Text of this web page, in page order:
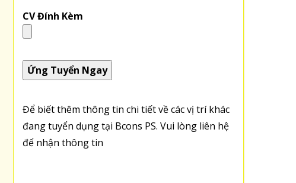
CV Đính Kèm
Để biết thêm thông tin chi tiết về các vị trí khác
đang tuyển dụng tại Bcons PS. Vui lòng liên hệ
để nhận thông tin